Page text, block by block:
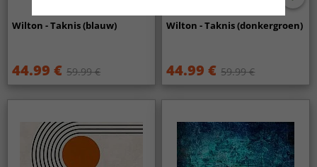
Wilton - Taknis (blauw)
44.99 € 59.99 €
Wilton - Taknis (donkergroen)
44.99 € 59.99 €